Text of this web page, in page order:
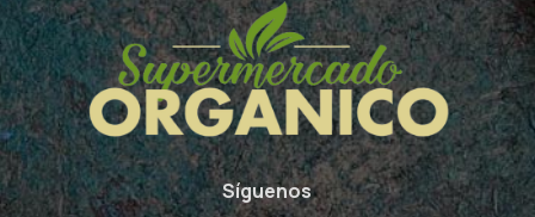
Síguenos